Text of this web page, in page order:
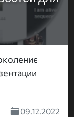
09.12.2022